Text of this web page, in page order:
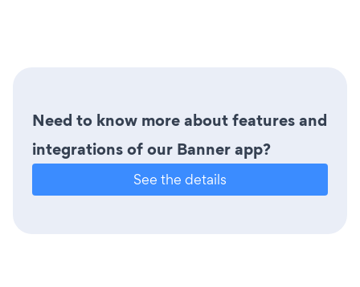
Need to know more about features and
integrations of our Banner app?
See the details